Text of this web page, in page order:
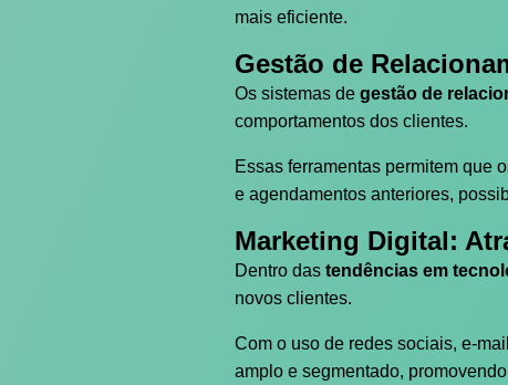
mais eficiente.
Gestão de
Os sistemas de gestão de
comportamentos dos clientes.
Essas ferramentas permitem que
e agendamentos anteriores,
Marketing Digital:
Dentro das tendências em
novos clientes.
Com o uso de redes sociais, e-
amplo e segmentado,